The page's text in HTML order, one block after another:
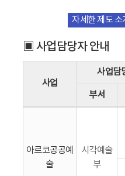
자세한 제도 소
▣ 사업담당자 안내
사업
사업담
부서
아르코공공예
술
시각예술
부